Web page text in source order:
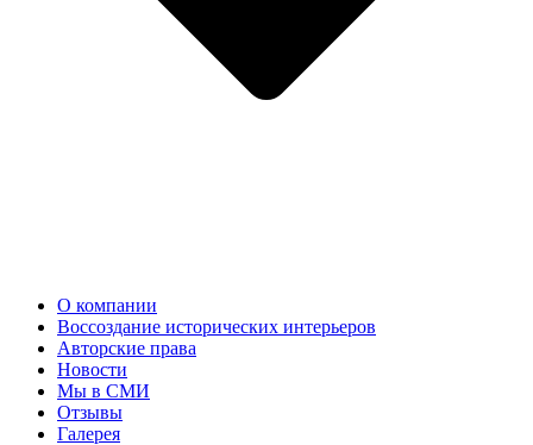
О компании
Воссоздание исторических интерьеров
Авторские права
Новости
Мы в СМИ
Отзывы
Галерея